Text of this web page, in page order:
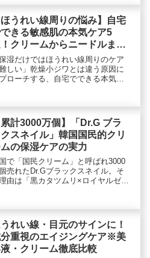
を解説。負担を抑えた年齢に応じ
ケアの正解はこれ。
ほうれい線周りの悩み】自宅
きる敏感肌の本気ケア5
クリームからニードルまで
ロが選ぶ合理的選択
保湿だけではほうれい線周りのケア
しい」乾燥小ジワとは違う原因に
ローチする、自宅でできる本気の
、シャワーまで、プロが選ぶ合理
選択でハリ感のあるふっくらした印
を目指しましょう。
累計3000万個】「Dr.G ブラ
スネイル」韓国国民的クリ
の保湿ケアの実力
で「国民クリーム」と呼ばれ3000
売れたDr.Gブラックスネイル。そ
由は「黒カタツムリ×ロイヤルゼリ
肌や、超乾燥肌のハリにアプロー
る実力を徹底解説。
れい線・目元のサインに！
重視のエイジングケア※美
・クリーム徹底比較